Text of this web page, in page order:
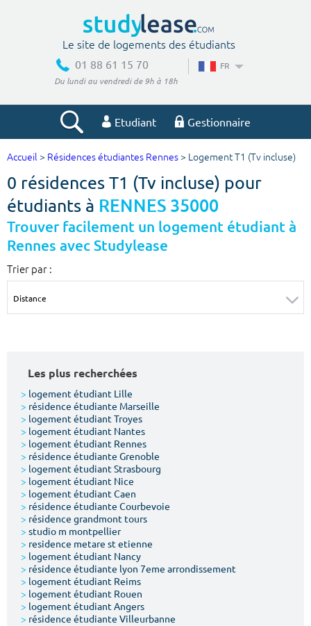
Le site de logements des étudiants
01 88 61 15 70
Du lundi au vendredi de 9h à 18h
FR
Etudiant Gestionnaire
Votre recherche
Ville, école
Type de location
Votre date d'entrée
Accueil > Résidences étudiantes Rennes > Logement T1 (Tv incluse)
0 résidences T1 (Tv incluse) pour
étudiants à RENNES 35000
Trouver facilement un logement étudiant à
Rennes avec Studylease
Trier par :
Les plus recherchées
> logement étudiant Lille
> résidence étudiante Marseille
> logement étudiant Troyes
> logement étudiant Nantes
> logement étudiant Rennes
> résidence étudiante Grenoble
> logement étudiant Strasbourg
> logement étudiant Nice
> logement étudiant Caen
> résidence étudiante Courbevoie
> résidence grandmont tours
> studio m montpellier
> residence metare st etienne
> logement étudiant Nancy
> résidence étudiante lyon 7eme arrondissement
> logement étudiant Reims
> logement étudiant Rouen
> logement étudiant Angers
> résidence étudiante Villeurbanne